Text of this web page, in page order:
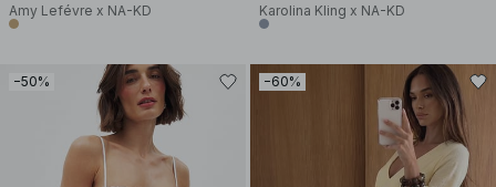
Amy Lefévre x NA-KD
Karolina Kling x NA-KD
−50% −60%